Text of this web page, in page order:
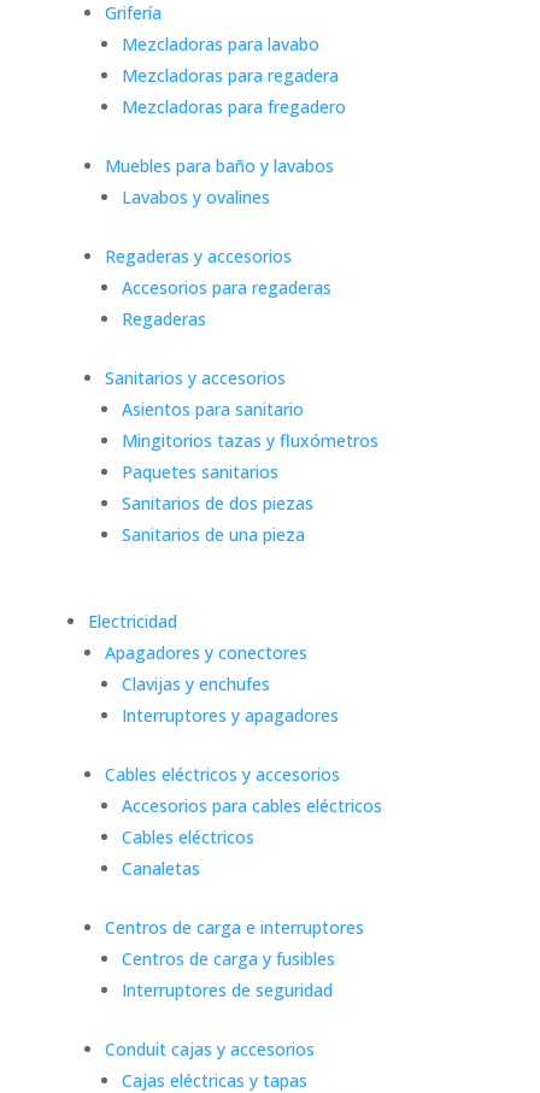
Grifería
Mezcladoras para lavabo
Mezcladoras para regadera
Mezcladoras para fregadero
Muebles para baño y lavabos
Lavabos y ovalines
Regaderas y accesorios
Accesorios para regaderas
Regaderas
Sanitarios y accesorios
Asientos para sanitario
Mingitorios tazas y fluxómetros
Paquetes sanitarios
Sanitarios de dos piezas
Sanitarios de una pieza
Electricidad
Apagadores y conectores
Clavijas y enchufes
Interruptores y apagadores
Cables eléctricos y accesorios
Accesorios para cables eléctricos
Cables eléctricos
Canaletas
Centros de carga e interruptores
Centros de carga y fusibles
Interruptores de seguridad
Conduit cajas y accesorios
Cajas eléctricas y tapas